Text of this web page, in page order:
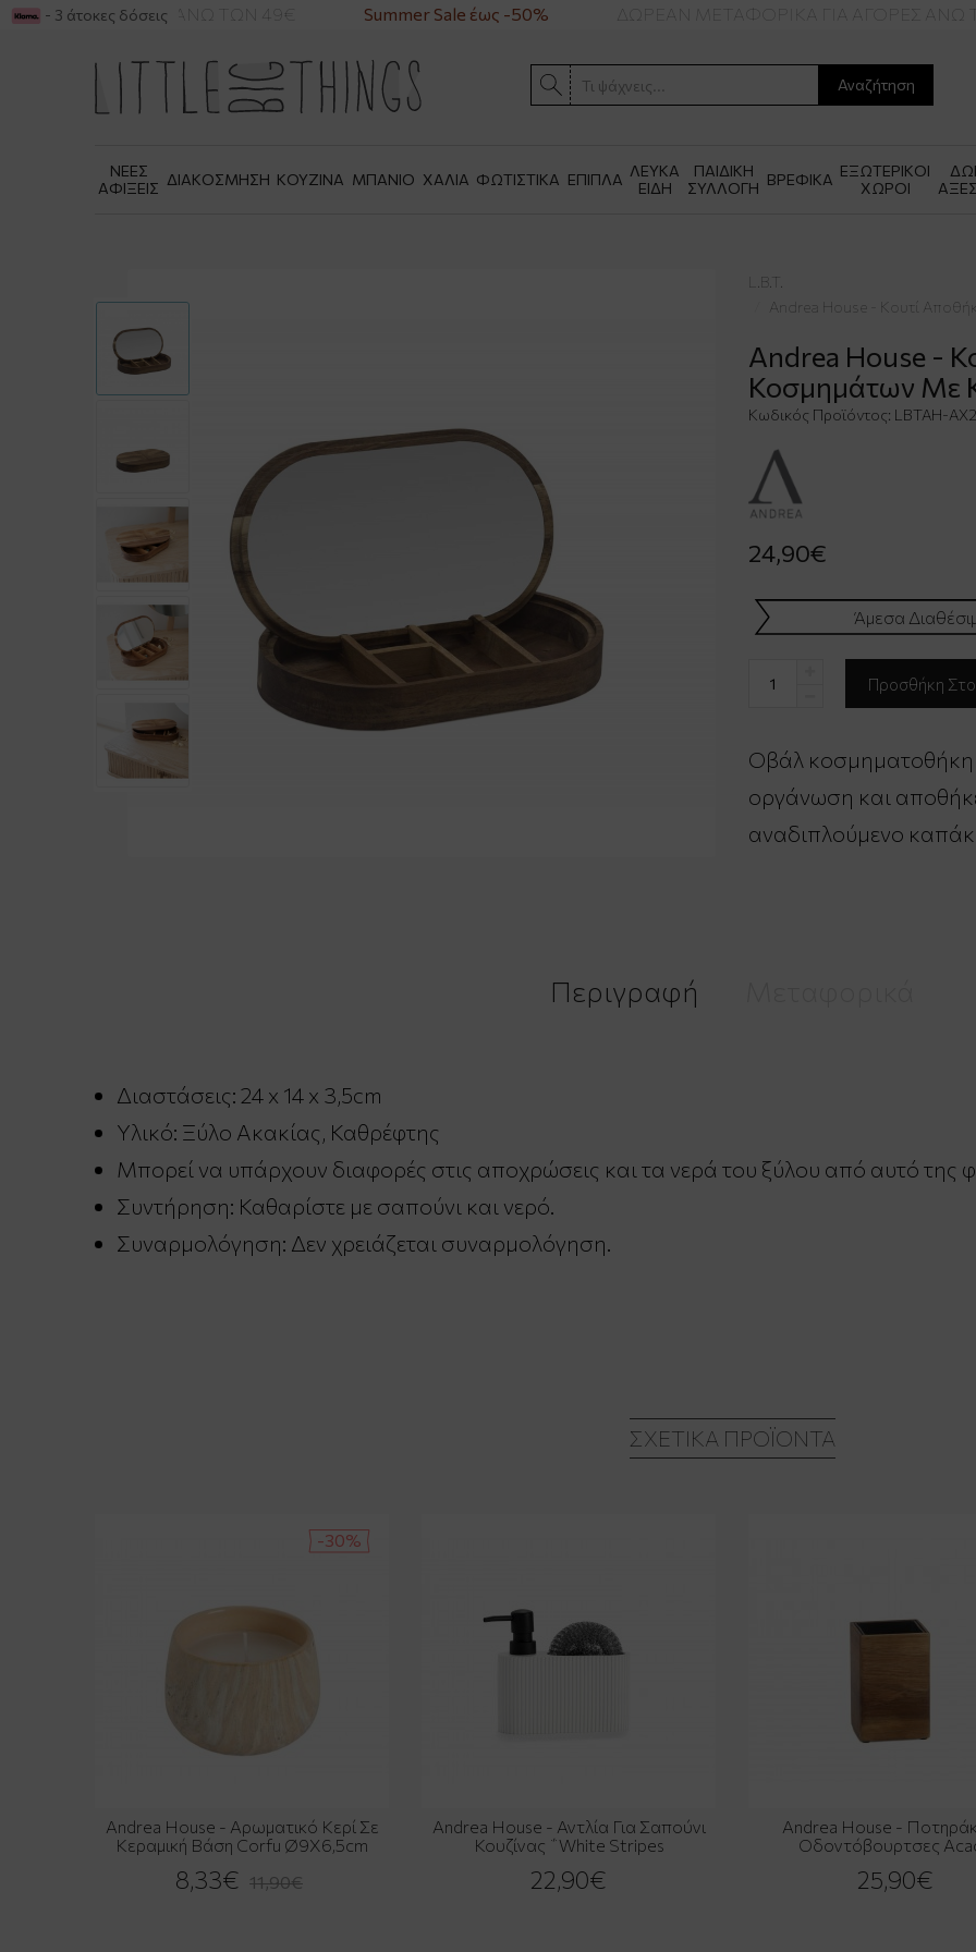
ΓΙΑ ΑΓΟΡΕΣ ΑΝΩ ΤΩΝ 49€ Summer Sale έως -50% ΔΩΡΕΑΝ ΜΕΤΑΦΟΡΙΚΑ ΓΙΑ ΑΓΟΡΕΣ ΑΝΩ
- 3 άτοκες δόσεις
Αναζήτηση
ΝΕΕΣ
ΑΦΙΞΕΙΣ ΔΙΑΚΟΣΜΗΣΗ ΚΟΥΖΙΝΑ ΜΠΑΝΙΟ ΧΑΛΙΑ ΦΩΤΙΣΤΙΚΑ ΕΠΙΠΛΑ ΛΕΥΚΑ
ΕΙΔΗ
ΠΑΙΔΙΚΗ
ΣΥΛΛΟΓΗ ΒΡΕΦΙΚΑ ΕΞΩΤΕΡΙΚΟΙ
ΧΩΡΟΙ
L.B.T.
Andrea House - Κουτί
Andrea House -
Κοσμημάτων Με
Κωδικός Προϊόντος: LBTAH-
24,90€
Άμεσα
Οβάλ κοσμηματοθήκη
οργάνωση και
αναδιπλούμενο
Περιγραφή
Διαστάσεις: 24 x 14 x 3,5cm
Υλικό: Ξύλο Ακακίας, Καθρέφτης
Μπορεί να υπάρχουν διαφορές στις αποχρώσεις και τα νερά του ξύλου από αυτό της
Συντήρηση: Καθαρίστε με σαπούνι και νερό.
Συναρμολόγηση: Δεν χρειάζεται συναρμολόγηση.
ΣΧΕΤΙΚΆ ΠΡΟΪΌΝΤΑ
-30%
Andrea House - Αρωματικό Κερί Σε
Κεραμική Βάση Corfu Ø9X6,5cm
8,33€ 11,90€
Andrea House - Αντλία Για Σαπούνι
Κουζίνας ΅White Stripes
22,90€
Andrea House -
Οδοντόβουρτσες
25,90€